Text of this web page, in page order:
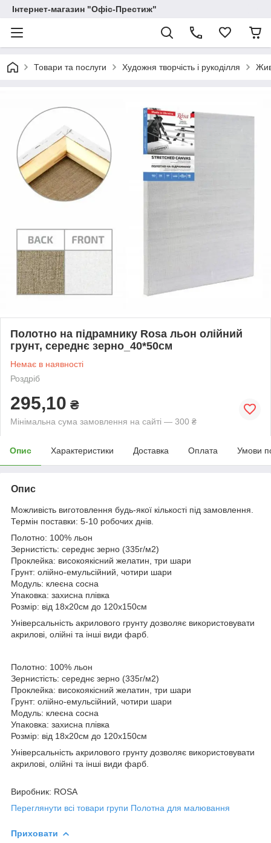
Інтернет-магазин "Офіс-Престиж"
Товари та послуги Художня творчість і рукоділля
Полотно на підрамнику Rosa льон олійний
грунт, середнє зерно_40*50см
Немає в наявності
Роздріб
295,10 ₴
Мінімальна сума замовлення на сайті — 300 ₴
Опис Характеристики Доставка Оплата Умови
Опис
Можливість виготовлення будь-якої кількості під замовлення.
Термін поставки: 5-10 робочих днів.
Полотно: 100% льон
Зернистість: середнє зерно (335г/м2)
Проклейка: високоякісний желатин, три шари
Грунт: олійно-емульсійний, чотири шари
Модуль: клеєна сосна
Упаковка: захисна плівка
Розмір: від 18х20см до 120х150см
Універсальність акрилового грунту дозволяє використовувати
акрилові, олійні та інші види фарб.
Полотно: 100% льон
Зернистість: середнє зерно (335г/м2)
Проклейка: високоякісний желатин, три шари
Грунт: олійно-емульсійний, чотири шари
Модуль: клеєна сосна
Упаковка: захисна плівка
Розмір: від 18х20см до 120х150см
Універсальність акрилового грунту дозволяє використовувати
акрилові, олійні та інші види фарб.
Виробник: ROSA
Переглянути всі товари групи Полотна для малювання
Приховати